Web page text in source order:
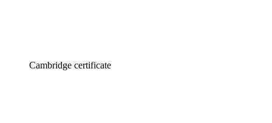
Cambridge certificate